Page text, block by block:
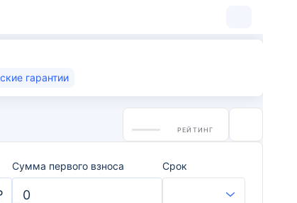
гарантии
РЕЙТИНГ
Сумма первого взноса Срок